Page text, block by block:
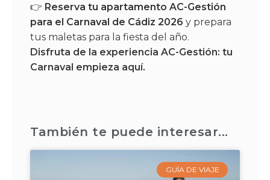
👉 Reserva tu apartamento AC-Gestión
para el Carnaval de Cádiz 2026 y prepara
tus maletas para la fiesta del año.
Disfruta de la experiencia AC-Gestión: tu
Carnaval empieza aquí.
También te puede interesar...
GUÍA DE VIAJE